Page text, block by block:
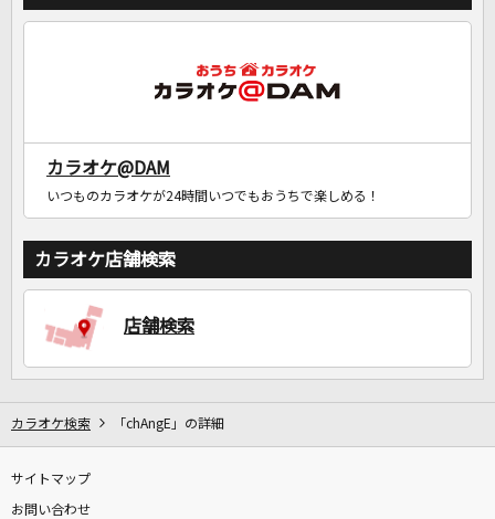
カラオケ@DAM
いつものカラオケが24時間いつでもおうちで楽しめる！
カラオケ店舗検索
店舗検索
カラオケ検索 「chAngE」の詳細
サイトマップ
お問い合わせ